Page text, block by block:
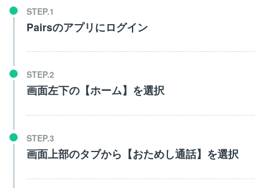
Pairsのアプリにログイン
画面左下の【ホーム】を選択
画面上部のタブから【おためし通話】を選択